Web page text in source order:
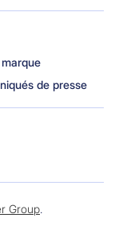
de presse
Group.